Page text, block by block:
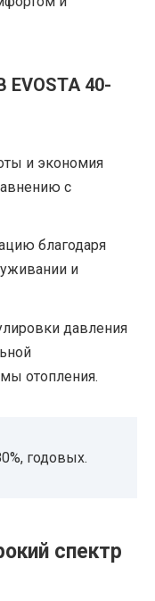
EVOSTA 40-
и экономия
с
благодаря
и
давления
отопления.
годовых.
спектр